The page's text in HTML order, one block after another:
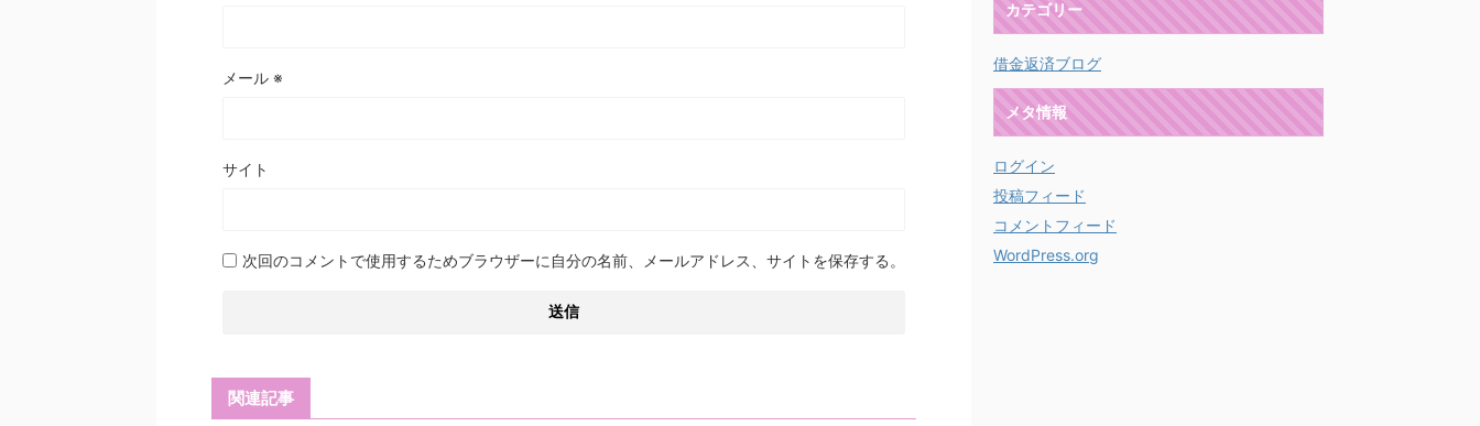
メール ※
サイト
次回のコメントで使用するためブラウザーに自分の名前、メールアドレス、サイトを保存する。
関連記事
カテゴリー
借金返済ブログ
メタ情報
ログイン
投稿フィード
コメントフィード
WordPress.org